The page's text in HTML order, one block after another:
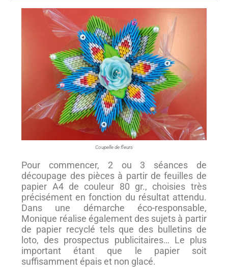
Coupelle de fleurs
Pour commencer, 2 ou 3 séances de
découpage des pièces à partir de feuilles de
papier A4 de couleur 80 gr., choisies très
précisément en fonction du résultat attendu.
Dans une démarche éco-responsable,
Monique réalise également des sujets à partir
de papier recyclé tels que des bulletins de
loto, des prospectus publicitaires… Le plus
important étant que le papier soit
suffisamment épais et non glacé.